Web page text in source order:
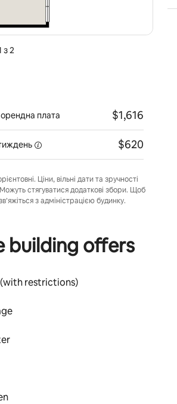
з 2
плата $1,616
$620
Ціни, вільні дати та зручності
стягуватися додаткові збори. Щоб
з адміністрацією будинку.
building offers
restrictions)